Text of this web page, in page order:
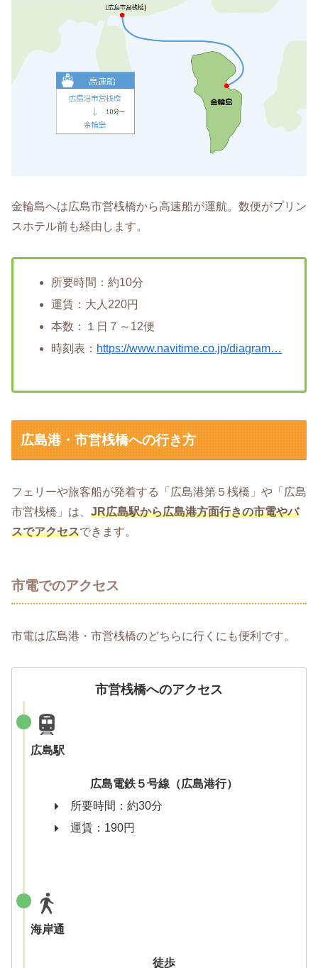
金輪島へは広島市営桟橋から高速船が運航。数便がプリン
スホテル前も経由します。
所要時間：約10分
運賃：大人220円
本数：１日７～12便
時刻表： https://www.navitime.co.jp/diagram…
広島港・市営桟橋への行き方
フェリーや旅客船が発着する「広島港第５桟橋」や「広島
市営桟橋」は、 JR広島駅から広島港方面行きの市電やバ
スでアクセスできます。
市電でのアクセス
市電は広島港・市営桟橋のどちらに行くにも便利です。
市営桟橋へのアクセス
広島駅
広島電鉄５号線（広島港行）
所要時間：約30分
運賃：190円
海岸通
徒歩